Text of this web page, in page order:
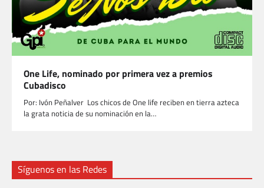
One Life, nominado por primera vez a premios
Cubadisco
Por: Ivón Peñalver Los chicos de One life reciben en tierra azteca
la grata noticia de su nominación en la…
Síguenos en las Redes